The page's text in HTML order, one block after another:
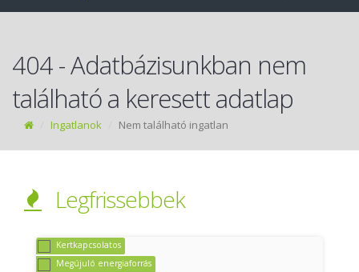
404 - Adatbázisunkban nem
található a keresett adatlap
Ingatlanok Nem található ingatlan
Legfrissebbek
Kertkapcsolatos
Megújuló energiaforrás